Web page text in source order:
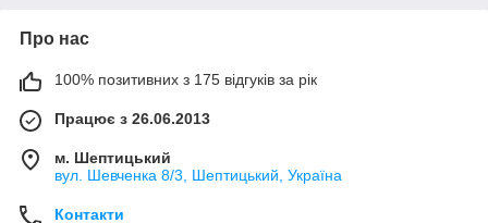
Про нас
100% позитивних з 175 відгуків за рік
Працює з 26.06.2013
м. Шептицький
вул. Шевченка 8/3, Шептицький, Україна
Контакти